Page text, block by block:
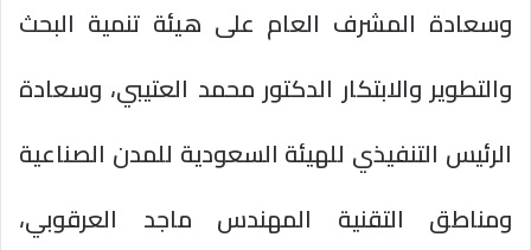
وسعادة المشرف العام على هيئة تنمية البحث
والتطوير والابتكار الدكتور محمد العتيبي، وسعادة
الرئيس التنفيذي للهيئة السعودية للمدن الصناعية
ومناطق التقنية المهندس ماجد العرقوبي،